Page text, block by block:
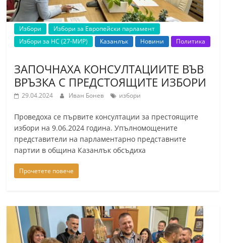
Избори
Избори за Европейски парламент
Избори за НС (27-МИР)
Казанлък Новини Политика
ЗАПОЧНАХА КОНСУЛТАЦИИТЕ ВЪВ
ВРЪЗКА С ПРЕДСТОЯЩИТЕ ИЗБОРИ
29.04.2024 Иван Бонев избори
Проведоха се първите консултации за престоящите
избори на 9.06.2024 година. Упълномощените
представители на парламентарно представните
партии в община Казанлък обсъдиха
Прочетете повече